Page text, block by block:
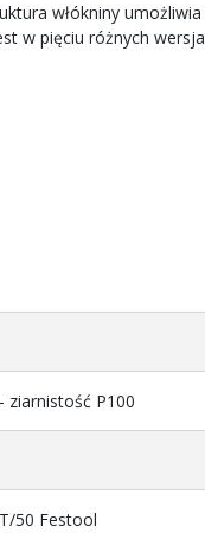
włókniny umożliwia
w pięciu różnych
ziarnistość P100
50 Festool